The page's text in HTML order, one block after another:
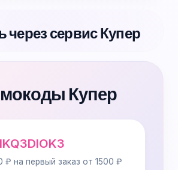
через сервис Купер
Купер
₽ на первый заказ от 1500 ₽